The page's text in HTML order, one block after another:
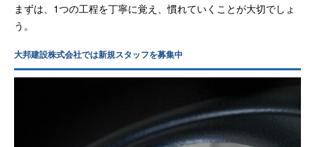
まずは、1つの工程を丁寧に覚え、慣れていくことが大切でしょ
う。
大邦建設株式会社では新規スタッフを募集中